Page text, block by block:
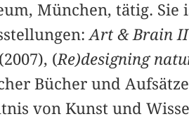
München, tätig. Sie
Art & Brain II
(2007), (Re)designing
Bücher und
von Kunst und